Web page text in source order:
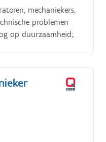
mechaniekers,
problemen
op duurzaamheid;.